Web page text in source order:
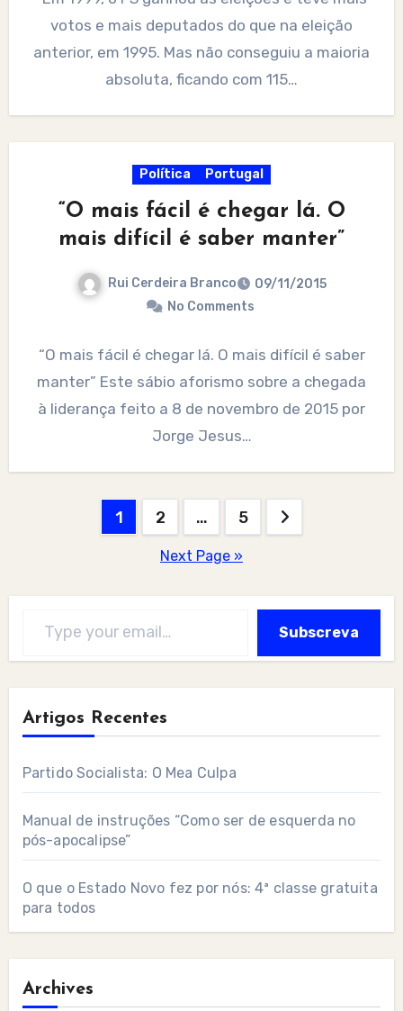
votos e mais deputados do que na eleição
anterior, em 1995. Mas não conseguiu a maioria
absoluta, ficando com 115…
Política Portugal
“O mais fácil é chegar lá. O
mais difícil é saber manter”
Rui Cerdeira Branco
09/11/2015
No Comments
“O mais fácil é chegar lá. O mais difícil é saber
manter” Este sábio aforismo sobre a chegada
à liderança feito a 8 de novembro de 2015 por
Jorge Jesus…
1 2 … 5
Next Page »
Subscreva
Artigos Recentes
Partido Socialista: O Mea Culpa
Manual de instruções “Como ser de esquerda no
pós-apocalipse”
O que o Estado Novo fez por nós: 4ª classe gratuita
para todos
Archives